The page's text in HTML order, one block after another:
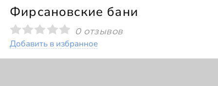
Фирсановские бани
0 отзывов
Добавить в избранное